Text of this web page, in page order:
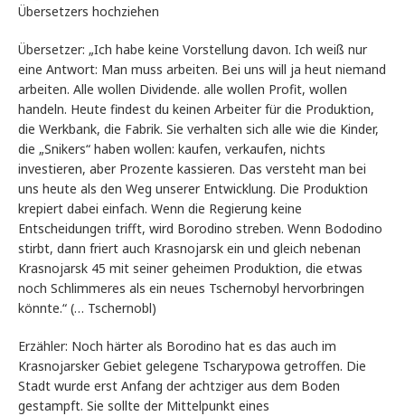
Übersetzers hochziehen
Übersetzer: „Ich habe keine Vorstellung davon. Ich weiß nur
eine Antwort: Man muss arbeiten. Bei uns will ja heut niemand
arbeiten. Alle wollen Dividende. alle wollen Profit, wollen
handeln. Heute findest du keinen Arbeiter für die Produktion,
die Werkbank, die Fabrik. Sie verhalten sich alle wie die Kinder,
die „Snikers“ haben wollen: kaufen, verkaufen, nichts
investieren, aber Prozente kassieren. Das versteht man bei
uns heute als den Weg unserer Entwicklung. Die Produktion
krepiert dabei einfach. Wenn die Regierung keine
Entscheidungen trifft, wird Borodino streben. Wenn Bododino
stirbt, dann friert auch Krasnojarsk ein und gleich nebenan
Krasnojarsk 45 mit seiner geheimen Produktion, die etwas
noch Schlimmeres als ein neues Tschernobyl hervorbringen
könnte.“ (… Tschernobl)
Erzähler: Noch härter als Borodino hat es das auch im
Krasnojarsker Gebiet gelegene Tscharypowa getroffen. Die
Stadt wurde erst Anfang der achtziger aus dem Boden
gestampft. Sie sollte der Mittelpunkt eines